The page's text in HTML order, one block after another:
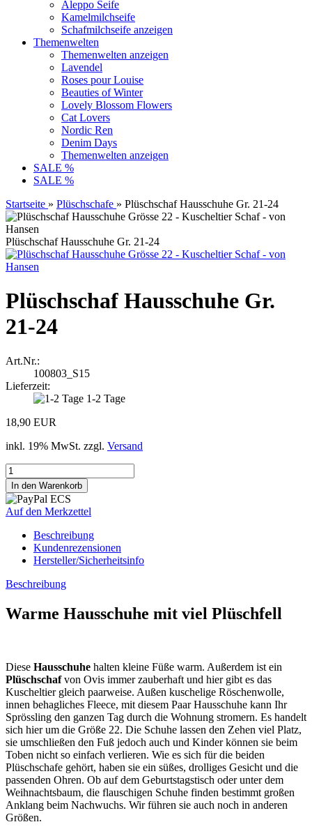
Aleppo Seife
Kamelmilchseife
Schafmilchseife anzeigen
Themenwelten
Themenwelten anzeigen
Lavendel
Roses pour Louise
Beauties of Winter
Lovely Blossom Flowers
Cat Lovers
Nordic Ren
Denim Days
Themenwelten anzeigen
SALE %
SALE %
Startseite » Plüschschafe » Plüschschaf Hausschuhe Gr. 21-24
Plüschschaf Hausschuhe Gr. 21-24
Plüschschaf Hausschuhe Gr.
21-24
Art.Nr.:
100803_S15
Lieferzeit:
1-2 Tage
18,90 EUR
inkl. 19% MwSt. zzgl. Versand
Auf den Merkzettel
Beschreibung
Kundenrezensionen
Hersteller/Sicherheitsinfo
Beschreibung
Warme Hausschuhe mit viel Plüschfell
Diese Hausschuhe halten kleine Füße warm. Außerdem ist ein
Plüschschafvon Ovis immer zauberhaft und hier gibt es das
Kuscheltier gleich paarweise. Außen kuschelige Röschenwolle,
innen behagliches Fleece, mit diesem Paar Hausschuhe kann Ihr
Sprössling den ganzen Tag durch die Wohnung stromern. Es handelt
sich hier um die Größe 22. Die Schuhe lassen den Zehen viel Platz,
sie umschließen den Fuß jedoch auch und Kinder können sie beim
Toben nicht so einfach verlieren. Wie es sich für die beiden
Plüschschafe gehört, haben sie ein süßes, drolliges Gesicht und die
passenden Ohren. Ob auf dem Geburtstagstisch oder unter dem
Weihnachtsbaum, die flauschigen Schuhe finden bestimmt großen
Anklang beim Nachwuchs. Wir führen sie auch noch in anderen
Größen.